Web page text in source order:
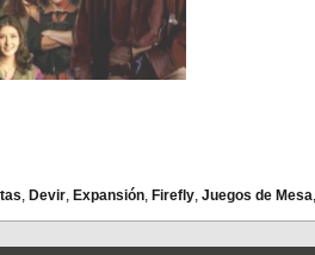
, Devir, Expansión, Firefly, Juegos de Mesa